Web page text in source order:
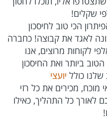
שקלים!
הכי טוב לחיסכון
לאגד את קבוצה! כחברה
ואחוריה אלפי לקוחות מרוצים, אנו
ביותר ואת החיסכון
כולל יועצי
מכירים את כל רזי
לאורך כל התהליך, כאילו